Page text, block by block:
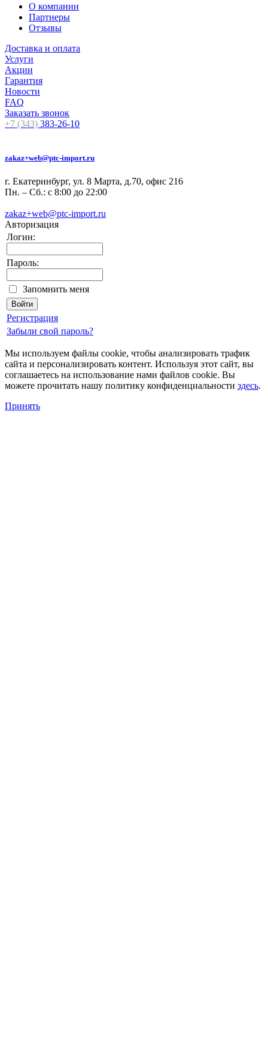
О компании
Партнеры
Отзывы
Доставка и оплата
Услуги
Акции
Гарантия
Новости
FAQ
Заказать звонок
+7 (343) 383-26-10
zakaz+web@ptc-import.ru
г. Екатеринбург, ул. 8 Марта, д.70, офис 216
Пн. – Сб.: с 8:00 до 22:00
zakaz+web@ptc-import.ru
Авторизация
Логин:
Пароль:
Запомнить меня
Регистрация
Забыли свой пароль?
Мы используем файлы cookie, чтобы анализировать трафик
сайта и персонализировать контент. Используя этот сайт, вы
соглашаетесь на использование нами файлов cookie. Вы
можете прочитать нашу политику конфиденциальности здесь.
Принять